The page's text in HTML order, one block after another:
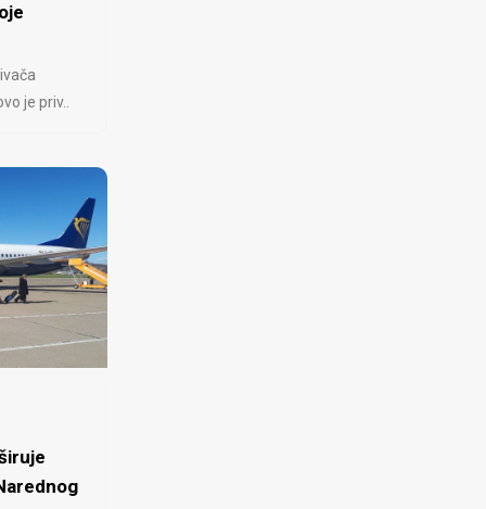
je priv..